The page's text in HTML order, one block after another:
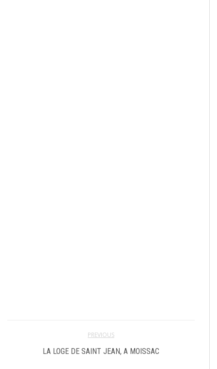
PREVIOUS
LA LOGE DE SAINT JEAN, A MOISSAC